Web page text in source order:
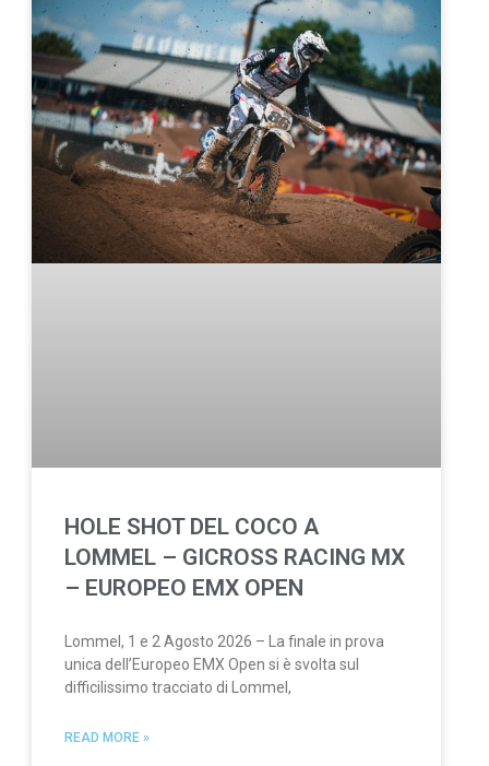
HOLE SHOT DEL COCO A
LOMMEL – GICROSS RACING MX
– EUROPEO EMX OPEN
Lommel, 1 e 2 Agosto 2026 – La finale in prova
unica dell’Europeo EMX Open si è svolta sul
difficilissimo tracciato di Lommel,
READ MORE »